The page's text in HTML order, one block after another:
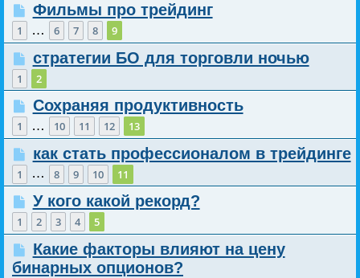
Фильмы про трейдинг
1 … 6 7 8 9
стратегии БО для торговли ночью
1 2
Сохраняя продуктивность
1 … 10 11 12 13
как стать профессионалом в трейдинге
1 … 8 9 10 11
У кого какой рекорд?
1 2 3 4 5
Какие факторы влияют на цену
бинарных опционов?